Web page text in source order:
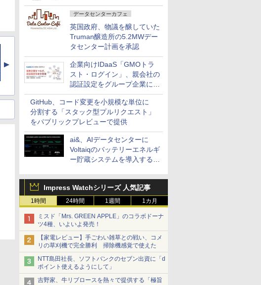
データセンターカフェ
英国政府、物議を醸していた
Truman醸造所の5.2MWデー
タセンター計画を承認
企業向けIDaaS「GMOトラ
スト・ログイン」、親会社の
認証設定をグループ企業に展
開できる新機能を提供
GitHub、コード変更を小規模な単位に
分割する「スタック型プルリクエスト」
をパブリックプレビューで提供
ai&、AIデータセンターに
Voltaiqのバッテリーエネルギ
ー貯蔵システムを導入する計
Impress Watchシリーズ 人気記事
1時間 24時間 1週間 1カ月
ミスド「Mrs. GREEN APPLE」のコラボドーナ
ツ4種、いよいよ発売！
【家電レビュー】手ごわい雑草との戦い、コメ
リの草刈機で完全勝利 掃除機感覚で使えた
NTT島田社長、ソフトバンクのセブン出資に「d
ポイント使えるようにして」
吉野家、牛リブロースを熱々で提供する「極旨
▲